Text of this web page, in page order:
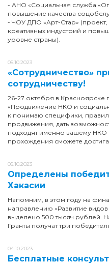
- АНО «Социальная служба
повышение качества
- ЧОУ ДПО «Арт-Стар»
креативных индустрий и
уровне страны).
05.10.2023
«Сотрудничество»
сотрудничеству!
26-27 октября в
«Продвижение НКО и
к понимаю специфики,
продвижения, дать
подходят именно вашему НКО
прохождения сможете
05.10.2023
Определены
Хакасии
Напомним, в этом году на
направлению «Развитие
выделено 500 тысяч рублей.
Гранты получат три
04.10.2023
Бесплатные